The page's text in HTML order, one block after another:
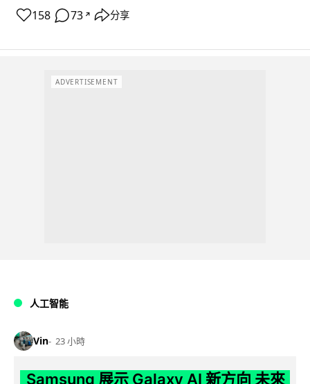
158 73 ↗ 分享
ADVERTISEMENT
人工智能
Vin 23 小時
Samsung 展示 Galaxy AI 新方向 未來